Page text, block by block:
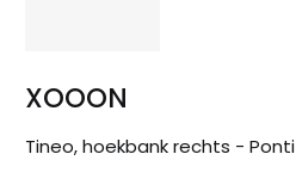
XOOON
Tineo, hoekbank rechts - Ponti